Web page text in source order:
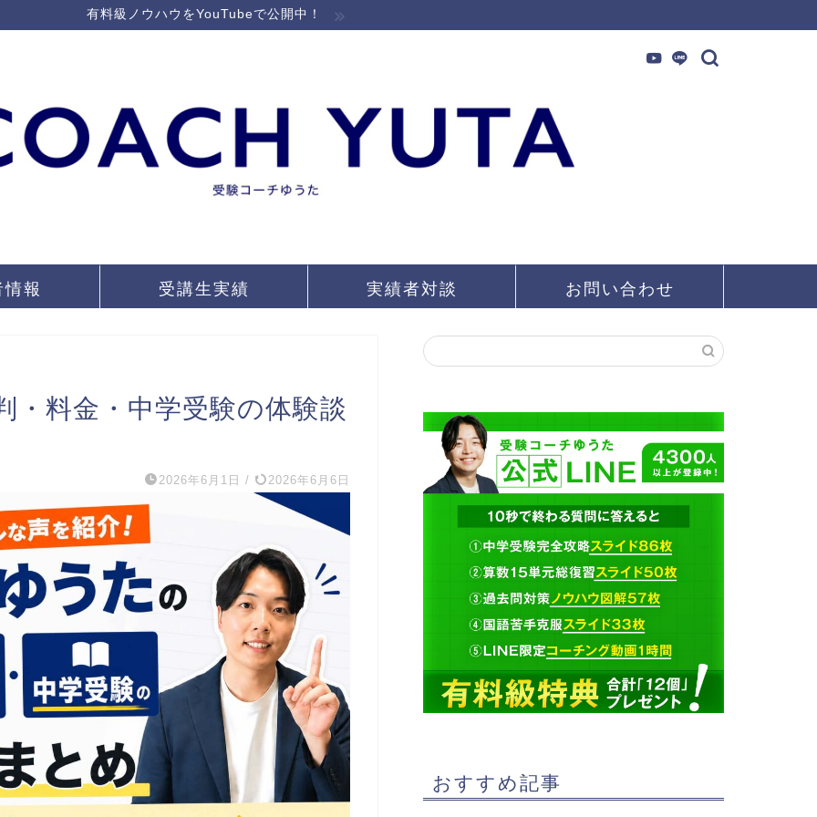
有料級ノウハウをYouTubeで公開中！
報 受講生実績 実績者対談 お問い合わせ
・料金・中学受験の体験談
2026年6月1日 / 2026年6月6日
おすすめ記事